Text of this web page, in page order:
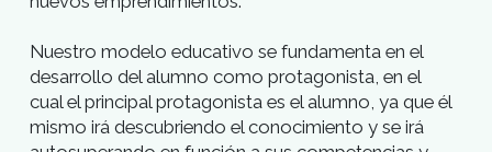
A través de este programa de formación
profesional en gastronomía se forma cocineros
profesionales que responden a las cualidades y
exigencias actuales del amplio y variado mundo